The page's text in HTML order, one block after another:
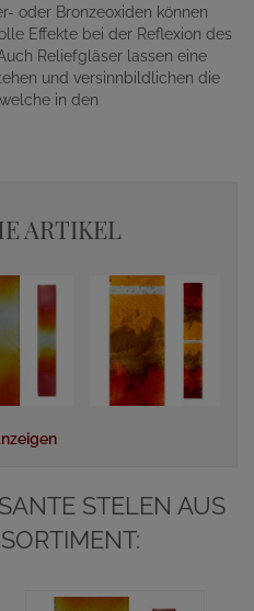
oder Bronzeoxiden können
Effekte bei der Reflexion des
Reliefgläser lassen eine
und versinnbildlichen die
in den
ARTIKEL
STELEN AUS